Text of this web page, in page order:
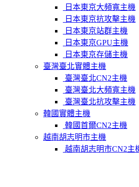
日本東京大頻寬主機
日本東京抗攻擊主機
日本東京站群主機
日本東京GPU主機
日本東京存儲主機
臺灣臺北實體主機
臺灣臺北CN2主機
臺灣臺北大頻寬主機
臺灣臺北抗攻擊主機
韓國實體主機
韓國首爾CN2主機
越南胡志明市主機
越南胡志明市CN2主